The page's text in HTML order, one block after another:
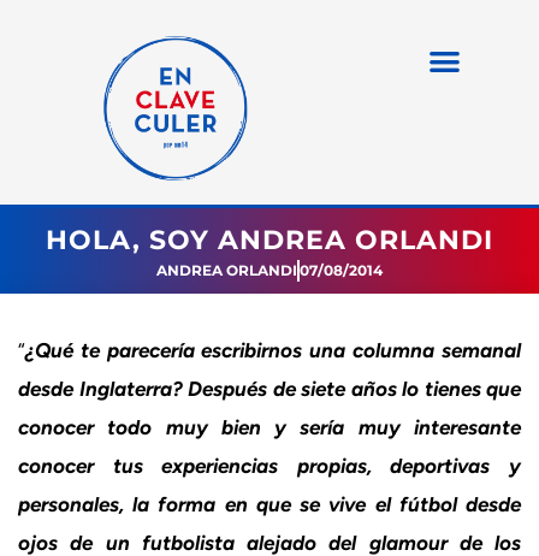
HOLA, SOY ANDREA ORLANDI
ANDREA ORLANDI 07/08/2014
“¿Qué te parecería escribirnos una columna semanal
desde Inglaterra? Después de siete años lo tienes que
conocer todo muy bien y sería muy interesante
conocer tus experiencias propias, deportivas y
personales, la forma en que se vive el fútbol desde
ojos de un futbolista alejado del glamour de los